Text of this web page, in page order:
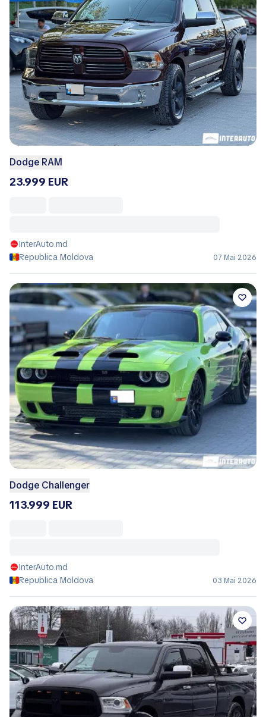
Dodge RAM
23.999 EUR
InterAuto.md
Republica Moldova
07 Mai 2026
Dodge Challenger
113.999 EUR
InterAuto.md
Republica Moldova
03 Mai 2026